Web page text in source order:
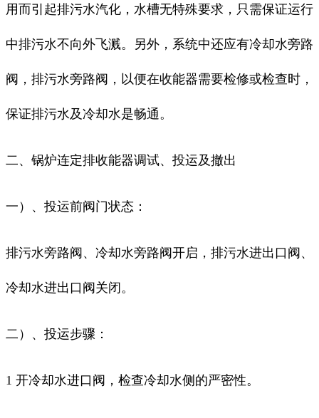
用而引起排污水汽化，水槽无特殊要求，只需保证运行
中排污水不向外飞溅。另外，系统中还应有冷却水旁路
阀，排污水旁路阀，以便在收能器需要检修或检查时，
保证排污水及冷却水是畅通。
二、锅炉连定排收能器调试、投运及撤出
一）、投运前阀门状态：
排污水旁路阀、冷却水旁路阀开启，排污水进出口阀、
冷却水进出口阀关闭。
二）、投运步骤：
1 开冷却水进口阀，检查冷却水侧的严密性。